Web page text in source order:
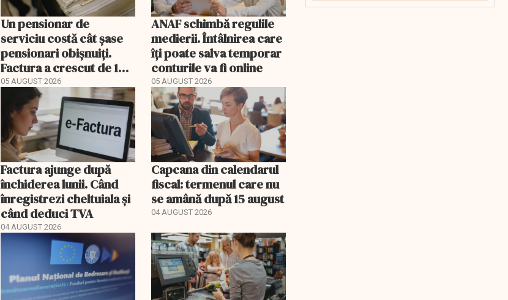
Un pensionar de
serviciu costă cât șase
pensionari obișnuiți.
Factura a crescut de 14
ori mai repede
05 AUGUST 2026
ANAF schimbă regulile
medierii. Întâlnirea care
îți poate salva temporar
conturile va fi online
05 AUGUST 2026
Factura ajunge după
închiderea lunii. Când
înregistrezi cheltuiala și
când deduci TVA
04 AUGUST 2026
Capcana din calendarul
fiscal: termenul care nu
se amână după 15 august
04 AUGUST 2026